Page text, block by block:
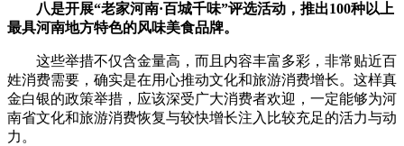
八是开展“老家河南·百城千味”评选活动，推出100种以上
最具河南地方特色的风味美食品牌。
这些举措不仅含金量高，而且内容丰富多彩，非常贴近百
姓消费需要，确实是在用心推动文化和旅游消费增长。这样真
金白银的政策举措，应该深受广大消费者欢迎，一定能够为河
南省文化和旅游消费恢复与较快增长注入比较充足的活力与动
力。